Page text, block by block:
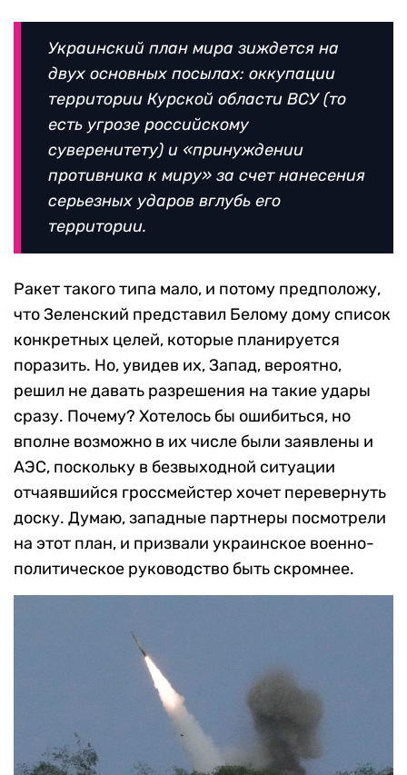
Украинский план мира зиждется на
двух основных посылах: оккупации
территории Курской области ВСУ (то
есть угрозе российскому
суверенитету) и «принуждении
противника к миру» за счет нанесения
серьезных ударов вглубь его
территории.
Ракет такого типа мало, и потому предположу,
что Зеленский представил Белому дому список
конкретных целей, которые планируется
поразить. Но, увидев их, Запад, вероятно,
решил не давать разрешения на такие удары
сразу. Почему? Хотелось бы ошибиться, но
вполне возможно в их числе были заявлены и
АЭС, поскольку в безвыходной ситуации
отчаявшийся гроссмейстер хочет перевернуть
доску. Думаю, западные партнеры посмотрели
на этот план, и призвали украинское военно-
политическое руководство быть скромнее.